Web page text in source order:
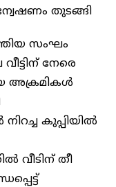
തുടങ്ങി
സംഘം
നേരെ
അക്രമികള്‍
കുപ്പിയില്‍
വീടിന് തീ